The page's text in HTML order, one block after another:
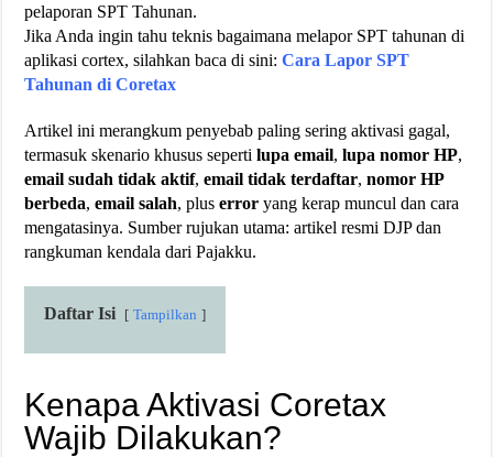
pelaporan SPT Tahunan.
Jika Anda ingin tahu teknis bagaimana melapor SPT tahunan di
aplikasi cortex, silahkan baca di sini:Cara Lapor SPT
Tahunan di Coretax
Artikel ini merangkum penyebab paling sering aktivasi gagal,
termasuk skenario khusus sepertilupa email,lupa nomor HP,
email sudah tidak aktif,email tidak terdaftar,nomor HP
berbeda,email salah, pluserror yang kerap muncul dan cara
mengatasinya. Sumber rujukan utama: artikel resmi DJP dan
rangkuman kendala dari Pajakku.
Daftar Isi Tampilkan
Kenapa Aktivasi Coretax
Wajib Dilakukan?